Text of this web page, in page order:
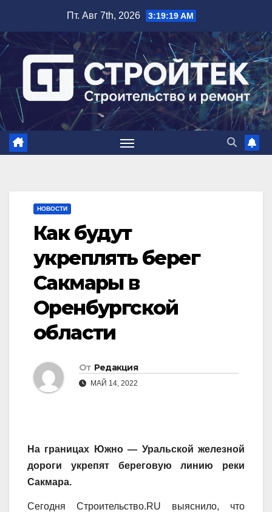
содержимому
Пт. Авг 7th, 2026 3:19:20 AM
НОВОСТИ
Как будут
укреплять берег
Сакмары в
Оренбургской
области
От Редакция
МАЙ 14, 2022
На границах Южно — Уральской железной
дороги укрепят береговую линию реки
Сакмара.
Сегодня Строительство.RU выяснило, что